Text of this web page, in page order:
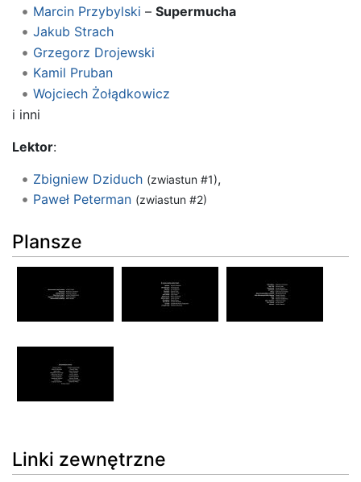
Marcin Przybylski – Supermucha
Jakub Strach
Grzegorz Drojewski
Kamil Pruban
Wojciech Żołądkowicz
i inni
Lektor:
Zbigniew Dziduch (zwiastun #1),
Paweł Peterman (zwiastun #2)
Plansze
Linki zewnętrzne